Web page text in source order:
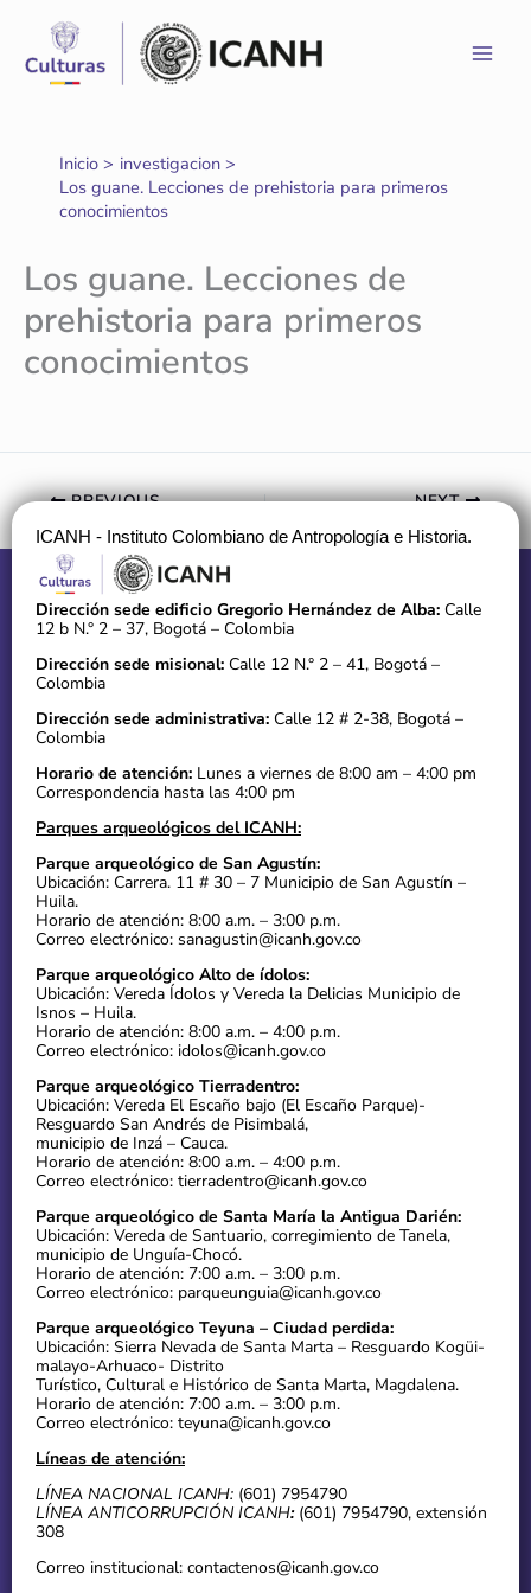
contenido
Inicio
investigacion
Los guane. Lecciones de prehistoria para primeros
conocimientos
Los guane. Lecciones de
prehistoria para primeros
conocimientos
PREVIOUS NEXT
ICANH - Instituto Colombiano de Antropología e Historia.
Dirección sede edificio Gregorio Hernández de Alba: Calle
12 b N.° 2 – 37, Bogotá – Colombia
Dirección sede misional: Calle 12 N.° 2 – 41, Bogotá –
Colombia
Dirección sede administrativa: Calle 12 # 2-38, Bogotá –
Colombia
Horario de atención: Lunes a viernes de 8:00 am – 4:00 pm
Correspondencia hasta las 4:00 pm
Parques arqueológicos del ICANH:
Parque arqueológico de San Agustín:
Ubicación: Carrera. 11 # 30 – 7 Municipio de San Agustín –
Huila.
Horario de atención: 8:00 a.m. – 3:00 p.m.
Correo electrónico: sanagustin@icanh.gov.co
Parque arqueológico Alto de ídolos:
Ubicación: Vereda Ídolos y Vereda la Delicias Municipio de
Isnos – Huila.
Horario de atención: 8:00 a.m. – 4:00 p.m.
Correo electrónico: idolos@icanh.gov.co
Parque arqueológico Tierradentro:
Ubicación: Vereda El Escaño bajo (El Escaño Parque)-
Resguardo San Andrés de Pisimbalá,
municipio de Inzá – Cauca.
Horario de atención: 8:00 a.m. – 4:00 p.m.
Correo electrónico: tierradentro@icanh.gov.co
Parque arqueológico de Santa María la Antigua Darién:
Ubicación: Vereda de Santuario, corregimiento de Tanela,
municipio de Unguía-Chocó.
Horario de atención: 7:00 a.m. – 3:00 p.m.
Correo electrónico: parqueunguia@icanh.gov.co
Parque arqueológico Teyuna – Ciudad perdida:
Ubicación: Sierra Nevada de Santa Marta – Resguardo Kogüi-
malayo-Arhuaco- Distrito
Turístico, Cultural e Histórico de Santa Marta, Magdalena.
Horario de atención: 7:00 a.m. – 3:00 p.m.
Correo electrónico: teyuna@icanh.gov.co
Líneas de atención:
LÍNEA NACIONAL ICANH: (601) 7954790
LÍNEA ANTICORRUPCIÓN ICANH: (601) 7954790, extensión
308
Correo institucional: contactenos@icanh.gov.co